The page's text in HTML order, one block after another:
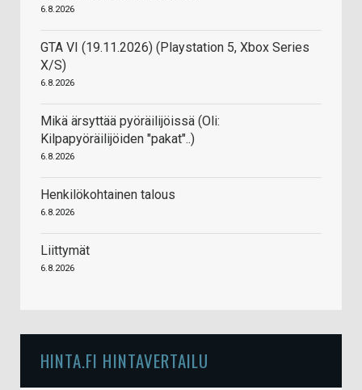
6.8.2026
GTA VI (19.11.2026) (Playstation 5, Xbox Series
X/S)
6.8.2026
Mikä ärsyttää pyöräilijöissä (Oli:
Kilpapyöräilijöiden "pakat"..)
6.8.2026
Henkilökohtainen talous
6.8.2026
Liittymät
6.8.2026
HINTA.FI HINTAVERTAILU